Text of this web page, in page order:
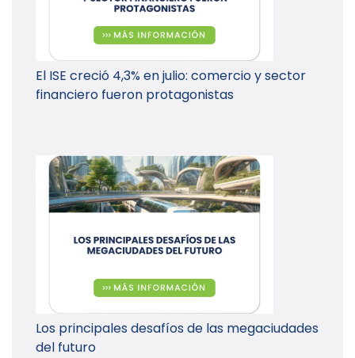
El ISE creció 4,3% en julio: comercio y sector
financiero fueron protagonistas
Los principales desafíos de las megaciudades
del futuro